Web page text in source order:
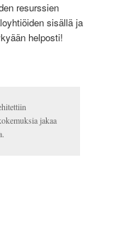
resurssien
sisällä ja
helposti!
jakaa